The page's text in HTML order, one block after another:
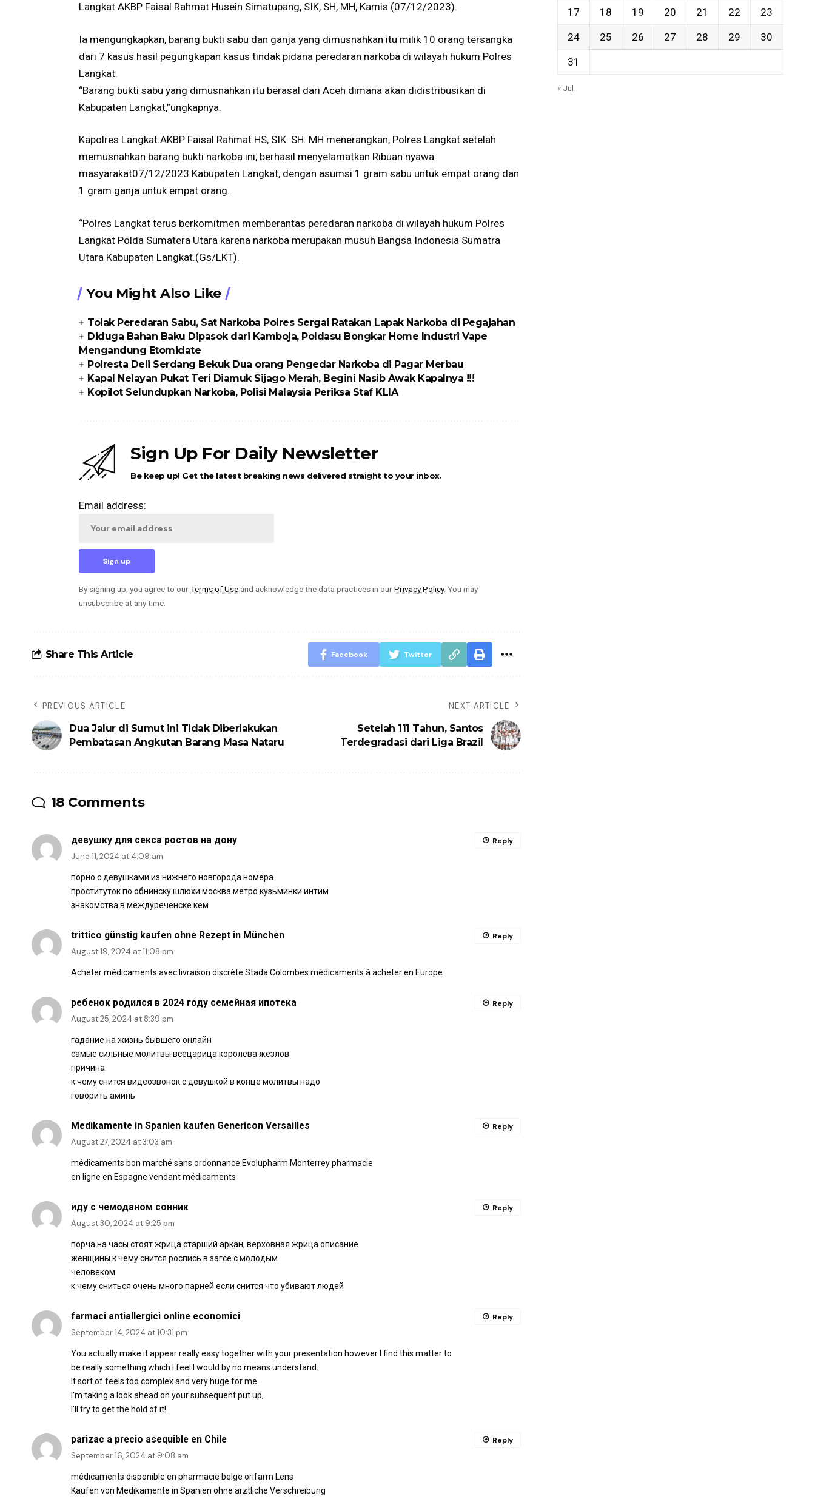
Langkat AKBP Faisal Rahmat Husein Simatupang, SIK, SH, MH, Kamis (07/12/2023).
Ia mengungkapkan, barang bukti sabu dan ganja yang dimusnahkan itu milik 10 orang tersangka
dari 7 kasus hasil pegungkapan kasus tindak pidana peredaran narkoba di wilayah hukum Polres
Langkat.
“Barang bukti sabu yang dimusnahkan itu berasal dari Aceh dimana akan didistribusikan di
Kabupaten Langkat,”ungkapnya.
Kapolres Langkat.AKBP Faisal Rahmat HS, SIK. SH. MH menerangkan, Polres Langkat setelah
memusnahkan barang bukti narkoba ini, berhasil menyelamatkan Ribuan nyawa
masyarakat07/12/2023 Kabupaten Langkat, dengan asumsi 1 gram sabu untuk empat orang dan
1 gram ganja untuk empat orang.
“Polres Langkat terus berkomitmen memberantas peredaran narkoba di wilayah hukum Polres
Langkat Polda Sumatera Utara karena narkoba merupakan musuh Bangsa Indonesia Sumatra
Utara Kabupaten Langkat.(Gs/LKT).
You Might Also Like
Tolak Peredaran Sabu, Sat Narkoba Polres Sergai Ratakan Lapak Narkoba di Pegajahan
Diduga Bahan Baku Dipasok dari Kamboja, Poldasu Bongkar Home Industri Vape
Mengandung Etomidate
Polresta Deli Serdang Bekuk Dua orang Pengedar Narkoba di Pagar Merbau
Kapal Nelayan Pukat Teri Diamuk Sijago Merah, Begini Nasib Awak Kapalnya !!!
Kopilot Selundupkan Narkoba, Polisi Malaysia Periksa Staf KLIA
Sign Up For Daily Newsletter
Be keep up! Get the latest breaking news delivered straight to your inbox.
Email address:
By signing up, you agree to ourTerms of Use and acknowledge the data practices in ourPrivacy Policy. You may
unsubscribe at any time.
Share This Article Facebook Twitter
PREVIOUS ARTICLE
Dua Jalur di Sumut ini Tidak Diberlakukan
Pembatasan Angkutan Barang Masa Nataru
NEXT ARTICLE
Setelah 111 Tahun, Santos
Terdegradasi dari Liga Brazil
18 Comments
девушку для секса ростов на дону
June 11, 2024 at 4:09 am
порно с девушками из нижнего новгорода номера
проституток по обнинску шлюхи москва метро кузьминки интим
знакомства в междуреченске кем
Reply
trittico günstig kaufen ohne Rezept in München
August 19, 2024 at 11:08 pm
Acheter médicaments avec livraison discrète Stada Colombes médicaments à acheter en Europe
Reply
ребенок родился в 2024 году семейная ипотека
August 25, 2024 at 8:39 pm
гадание на жизнь бывшего онлайн
самые сильные молитвы всецарица королева жезлов
причина
к чему снится видеозвонок с девушкой в конце молитвы надо
говорить аминь
Reply
Medikamente in Spanien kaufen Genericon Versailles
August 27, 2024 at 3:03 am
médicaments bon marché sans ordonnance Evolupharm Monterrey pharmacie
en ligne en Espagne vendant médicaments
Reply
иду с чемоданом сонник
August 30, 2024 at 9:25 pm
порча на часы стоят жрица старший аркан, верховная жрица описание
женщины к чему снится роспись в загсе с молодым
человеком
к чему сниться очень много парней если снится что убивают людей
Reply
farmaci antiallergici online economici
September 14, 2024 at 10:31 pm
You actually make it appear really easy together with your presentation however I find this matter to
be really something which I feel I would by no means understand.
It sort of feels too complex and very huge for me.
I’m taking a look ahead on your subsequent put up,
I’ll try to get the hold of it!
Reply
parizac a precio asequible en Chile
September 16, 2024 at 9:08 am
médicaments disponible en pharmacie belge orifarm Lens
Kaufen von Medikamente in Spanien ohne ärztliche Verschreibung
Reply
17 18 19 20 21 22 23
24 25 26 27 28 29 30
31
« Jul